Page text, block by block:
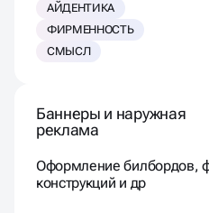
АЙДЕНТИКА
ФИРМЕННОСТЬ
СМЫСЛ
Баннеры и наружная
реклама
Оформление билбордов,
конструкций и др